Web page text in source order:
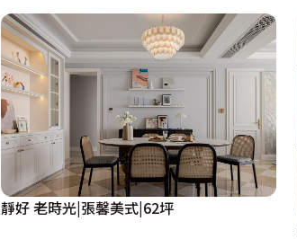
靜好 老時光|張馨美式|62坪